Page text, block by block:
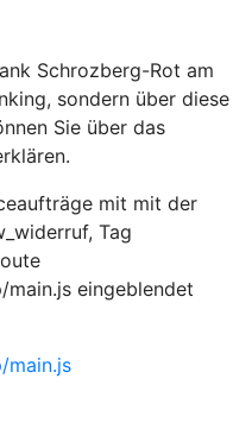
Schrozberg-Rot am
sondern über diese
Sie über das
mit mit der
Tag
eingeblendet
main.js